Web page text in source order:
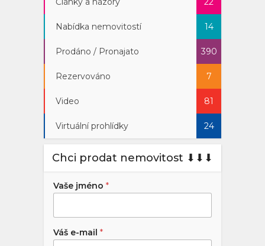
Nabídka nemovitostí 14
Prodáno / Pronajato 390
Rezervováno 7
Video 81
Virtuální prohlídky 24
Chci prodat nemovitost ⬇︎⬇︎⬇︎
Vaše jméno *
Váš e-mail *